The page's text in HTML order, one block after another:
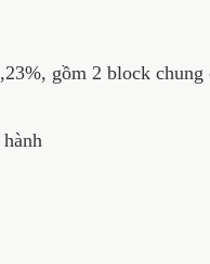
gồm 2 block chung